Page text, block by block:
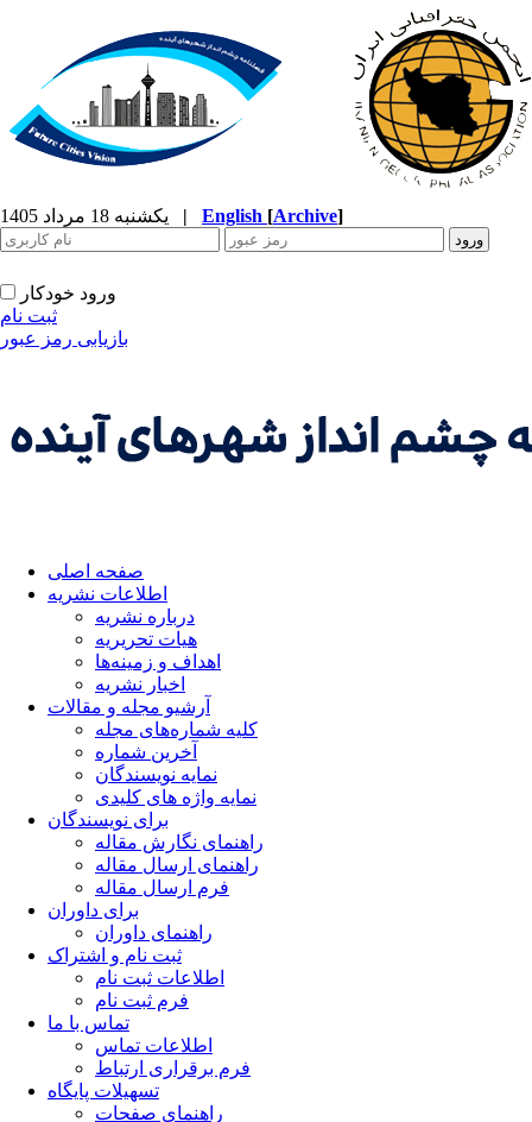
| English [Archive]
ورود خودکار
ثبت نام
بازیابی رمز عبور
صفحه اصلی
اطلاعات نشریه
درباره نشریه
هیات تحریریه
اهداف و زمینه‌ها
اخبار نشریه
آرشیو مجله و مقالات
کلیه شماره‌های مجله
آخرین شماره
نمایه نویسندگان
نمایه واژه های کلیدی
برای نویسندگان
راهنمای نگارش مقاله
راهنمای ارسال مقاله
فرم ارسال مقاله
برای داوران
راهنمای داوران
ثبت نام و اشتراک
اطلاعات ثبت نام
فرم ثبت نام
تماس با ما
اطلاعات تماس
فرم برقراری ارتباط
تسهیلات پایگاه
راهنمای صفحات